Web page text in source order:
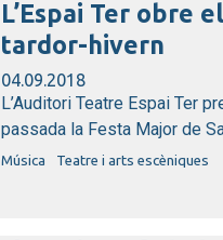
L’Espai Ter obre
tardor-hivern
04.09.2018
L’Auditori Teatre Espai Ter
passada la Festa Major de
Música Teatre i arts escèniques